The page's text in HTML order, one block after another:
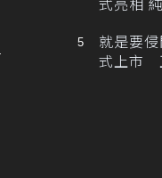
就是要
式上市